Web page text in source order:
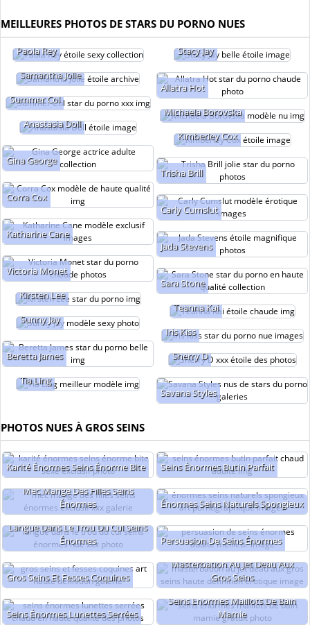
MEILLEURES PHOTOS DE STARS DU PORNO NUES
Paola Rey
Stacy Jay
Samantha Jolie
Allatra Hot
Summer Col
Michaela Borovska
Anastasia Doll
Kimberley Cox
Gina George
Trisha Brill
Corra Cox
Carly Cumslut
Katharine Cane
Jada Stevens
Victoria Monet
Sara Stone
Kirsten Lee
Teanna Kai
Sunny Jay
Iris Kiss
Beretta James
Sherry D
Tia Ling
Savana Styles
PHOTOS NUES À GROS SEINS
Karité Énormes Seins Énorme Bite
Seins Énormes Butin Parfait
Mec Mange Des Filles Seins
Énormes
Énormes Seins Naturels Spongieux
Langue Dans Le Trou Du Cul Seins
Énormes
Persuasion De Seins Énormes
Gros Seins Et Fesses Coquines
Masterbation Au Jet Deau Aux
Gros Seins
Seins Énormes Lunettes Serrées
Seins Énormes Maillots De Bain
Mamie